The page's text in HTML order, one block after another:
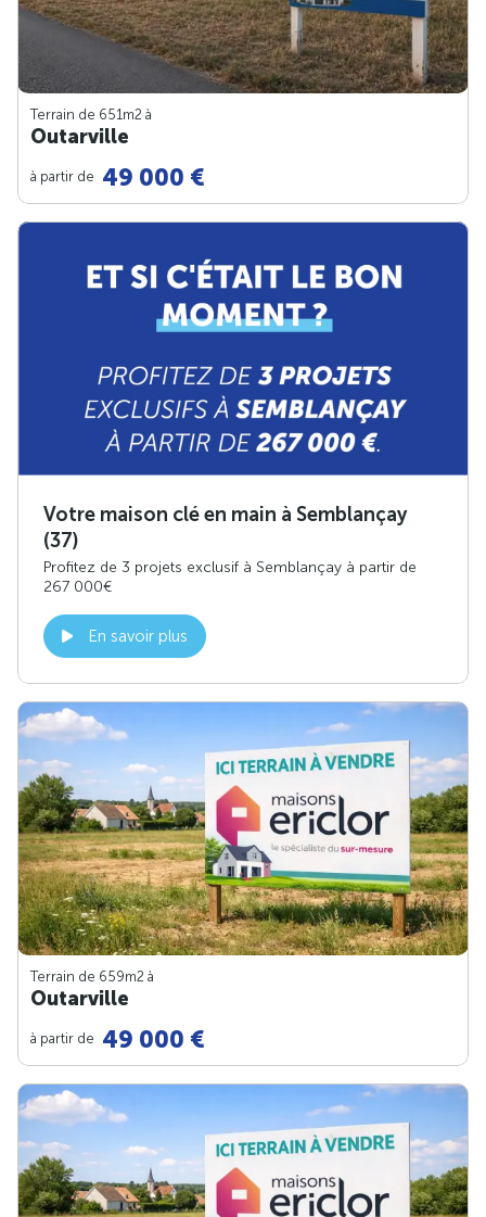
Terrain de 651m2 à
Outarville
à partir de 49 000 €
Votre maison clé en main à Semblançay
(37)
Profitez de 3 projets exclusif à Semblançay à partir de
267 000€
En savoir plus
Terrain de 659m2 à
Outarville
à partir de 49 000 €